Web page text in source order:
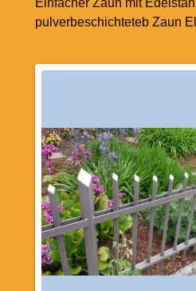
pulverbeschichteteb Zaun